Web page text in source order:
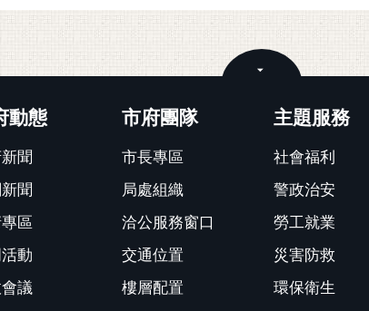
動態
聞
聞
區
動
議
市府團隊
市長專區
局處組織
洽公服務窗口
交通位置
樓層配置
主題服務
社會福利
警政治安
勞工就業
災害防救
環保衛生